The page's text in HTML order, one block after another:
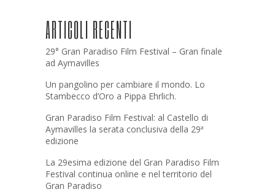
ARTICOLI RECENTI
29° Gran Paradiso Film Festival – Gran finale
ad Aymavilles
Un pangolino per cambiare il mondo. Lo
Stambecco d’Oro a Pippa Ehrlich.
Gran Paradiso Film Festival: al Castello di
Aymavilles la serata conclusiva della 29ª
edizione
La 29esima edizione del Gran Paradiso Film
Festival continua online e nel territorio del
Gran Paradiso